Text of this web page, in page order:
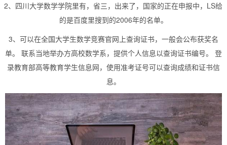
2、四川大学数学学院里有，省三，出来了，国家的正在申报中，LS给
的是百度里搜到的2006年的名单。
3、可以在全国大学生数学竞赛官网上查询证书，一般会公布获奖名
单。 联系当地举办方高校数学系，提供个人信息以查询证书编号。 登
录教育部高等教育学生信息网，使用准考证号可以查询成绩和证书信
息。